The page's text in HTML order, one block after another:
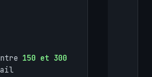
150 et 300